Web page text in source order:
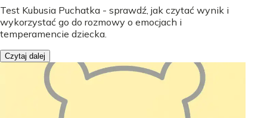
Test Kubusia Puchatka - sprawdź, jak czytać wynik i
wykorzystać go do rozmowy o emocjach i
temperamencie dziecka.
Czytaj dalej